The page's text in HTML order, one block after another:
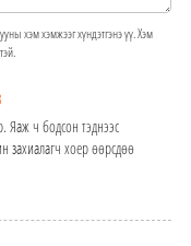
хэм хэмжээг хүндэтгэнэ үү. Хэм
Яаж ч бодсон тэднээс
захиалагч хоер өөрсдөө